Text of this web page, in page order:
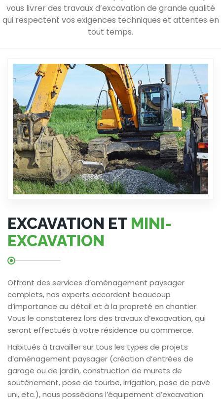
vous livrer des travaux d’excavation de grande qualité
qui respectent vos exigences techniques et attentes en
tout temps.
EXCAVATION ET MINI-
EXCAVATION
Offrant des services d’aménagement paysager
complets, nos experts accordent beaucoup
d’importance au détail et à la propreté en chantier.
Vous le constaterez lors des travaux d’excavation, qui
seront effectués à votre résidence ou commerce.
Habitués à travailler sur tous les types de projets
d’aménagement paysager (création d’entrées de
garage ou de jardin, construction de murets de
soutènement, pose de tourbe, irrigation, pose de pavé
uni, etc.), nous possédons l’équipement d’excavation